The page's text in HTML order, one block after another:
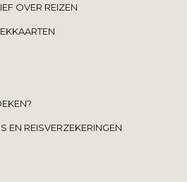
OVER REIZEN
EN REISVERZEKERINGEN